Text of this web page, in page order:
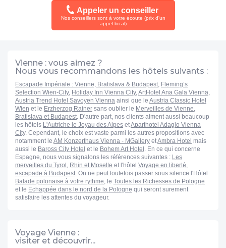
Appeler un conseiller
Nos conseillers sont à votre écoute (prix d'un
appel local)
Vienne : vous aimez ?
Nous vous recommandons les hôtels suivants :
Escapade Impériale : Vienne, Bratislava & Budapest, Fleming’s
Selection Wien-City, Holiday Inn Vienna City,ArtHotel Ana Gala Vienna,
Austria Trend Hotel Savoyen Vienna ainsi que le Austria Classic Hotel
Wien et le Erzherzog Rainer sans oublier le Merveilles de Vienne,
Bratislava et Budapest. D'autre part, nos clients aiment aussi beaucoup
les hôtels L'Autriche le Joyau des Alpes etAparthotel Adagio Vienna
City. Cependant, le choix est vaste parmi les autres propositions avec
notamment le AM Konzerthaus Vienna - MGallery etAmbra Hotel mais
aussi le Baross City Hotel et le Bohem Art Hotel . En ce qui concerne
Espagne, nous vous signalons les références suivantes : Les
merveilles du Tyrol , Rhin et Moselle et l'hôtel Voyage en liberté,
escapade à Budapest. On ne peut toutefois passer sous silence l'Hôtel
Balade polonaise à votre rythme, le Toutes les Richesses de Pologne
et le Echappée dans le nord de la Pologne qui seront surement
satisfaire les attentes du voyageur.
Voyage Vienne :
visiter et découvrir...